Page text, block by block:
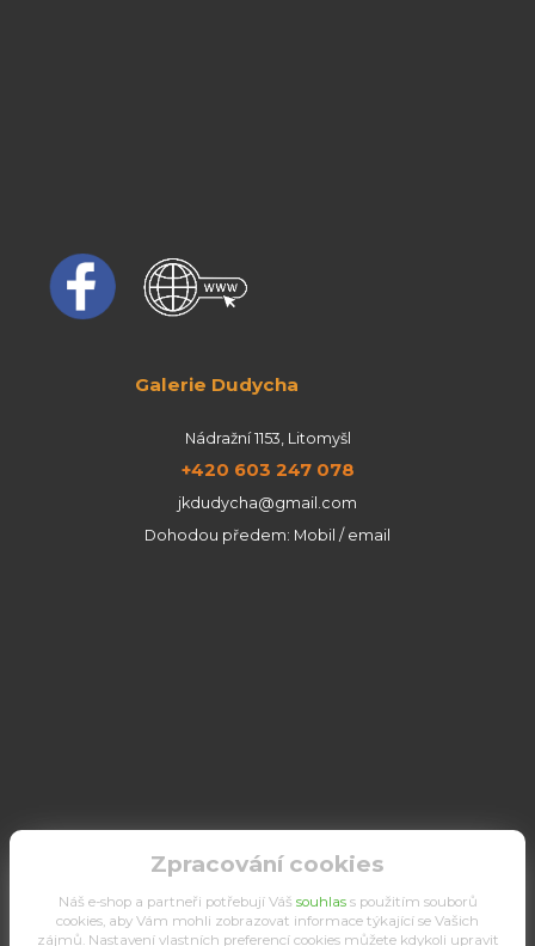
Galerie Dudycha
Nádražní 1153, Litomyšl
+420 603 247 078
jkdudycha@gmail.com
Dohodou předem: Mobil / email
Zpracování cookies
Náš e-shop a partneři potřebují Váš souhlass použitím souborů
cookies, aby Vám mohli zobrazovat informace týkající se Vašich
zájmů. Nastavení vlastních preferencí cookies můžete kdykoli upravit